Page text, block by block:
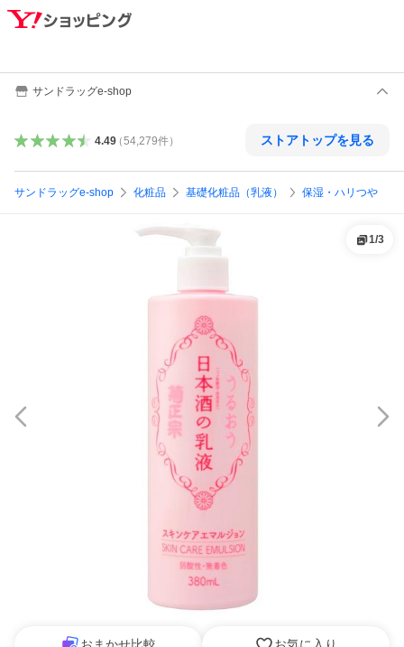
サンドラッグe-shop
4.49（54,279件） ストアトップを見る
サンドラッグe-shop 化粧品 基礎化粧品（乳液） 保湿・ハリつや
1/3